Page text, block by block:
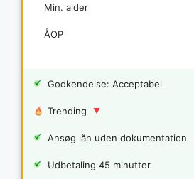
Min. alder
ÅOP
Godkendelse: Acceptabel
Trending
Ansøg lån uden dokumentation
Udbetaling 45 minutter